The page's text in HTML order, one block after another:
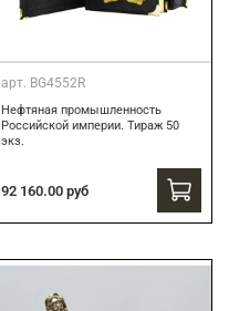
арт. BG4552R
Нефтяная промышленность
Российской империи. Тираж 50
экз.
92 160.00 руб